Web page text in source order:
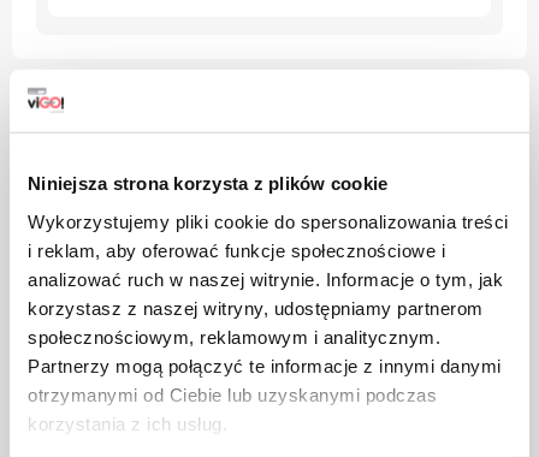
Niniejsza strona korzysta z plików cookie
Wykorzystujemy pliki cookie do spersonalizowania treści
i reklam, aby oferować funkcje społecznościowe i
analizować ruch w naszej witrynie. Informacje o tym, jak
korzystasz z naszej witryny, udostępniamy partnerom
społecznościowym, reklamowym i analitycznym.
Partnerzy mogą połączyć te informacje z innymi danymi
otrzymanymi od Ciebie lub uzyskanymi podczas
korzystania z ich usług.
Upozornenia